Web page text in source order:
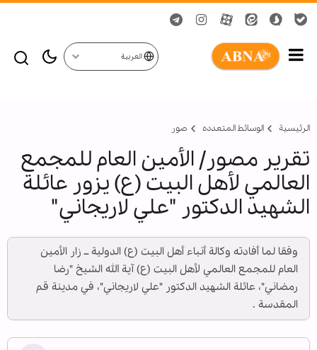
العربية
الرئيسية الوسائط المتعدده صور
تقرير مصور/ الأمين العام للمجمع
العالمي لأهل البيت (ع) يزور عائلة
الشهيد الدكتور "علي لاريجاني"
وفقا لما أفادته وكالة أنباء أهل البيت (ع) الدولية ــ زار الأمين
العام للمجمع العالمي لأهل البيت (ع) آية الله الشيخ "رضا
رمضاني"، عائلة الشهيد الدكتور "علي لاريجاني"، في مدينة قم
المقدسة .